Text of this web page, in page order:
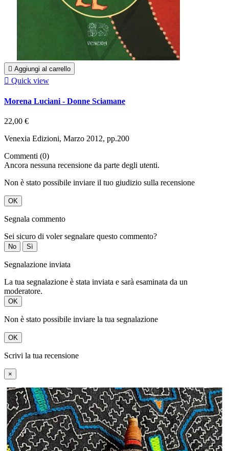
 Aggiungi al carrello
 Quick view
Morena Luciani - Donne Sciamane
22,00 €
Venexia Edizioni, Marzo 2012, pp.200
Commenti (0)
Ancora nessuna recensione da parte degli utenti.
Non è stato possibile inviare il tuo giudizio sulla recensione
OK
Segnala commento
Sei sicuro di voler segnalare questo commento?
No Sì
Segnalazione inviata
La tua segnalazione è stata inviata e sarà esaminata da un
moderatore.
OK
Non è stato possibile inviare la tua segnalazione
OK
Scrivi la tua recensione
×